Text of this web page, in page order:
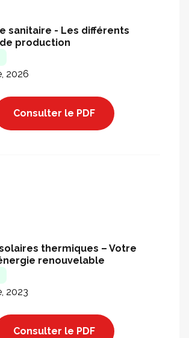
sanitaire - Les différents
production
2026
Consulter le PDF
thermiques – Votre
renouvelable
2023
Consulter le PDF